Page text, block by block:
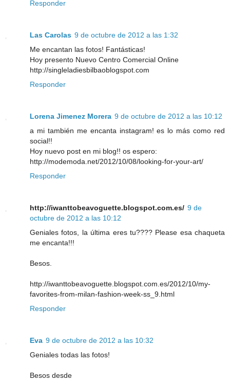
Responder
Las Carolas 9 de octubre de 2012 a las 1:32
Me encantan las fotos! Fantásticas!
Hoy presento Nuevo Centro Comercial Online
http://singleladiesbilbaoblogspot.com
Responder
Lorena Jimenez Morera 9 de octubre de 2012 a las 10:12
a mi también me encanta instagram! es lo más como red
social!!
Hoy nuevo post en mi blog!! os espero:
http://modemoda.net/2012/10/08/looking-for-your-art/
Responder
http://iwanttobeavoguette.blogspot.com.es/ 9 de
octubre de 2012 a las 10:12
Geniales fotos, la última eres tu???? Please esa chaqueta
me encanta!!!
Besos.
http://iwanttobeavoguette.blogspot.com.es/2012/10/my-
favorites-from-milan-fashion-week-ss_9.html
Responder
Eva 9 de octubre de 2012 a las 10:32
Geniales todas las fotos!
Besos desde